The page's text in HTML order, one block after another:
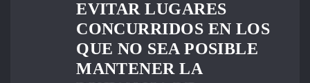
EVITAR LUGARES
CONCURRIDOS EN LOS
QUE NO SEA POSIBLE
MANTENER LA